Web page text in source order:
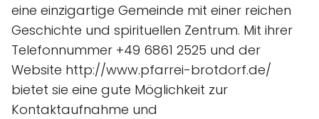
eine einzigartige Gemeinde mit einer reichen
Geschichte und spirituellen Zentrum. Mit ihrer
Telefonnummer +49 6861 2525 und der
Website http://www.pfarrei-brotdorf.de/
bietet sie eine gute Möglichkeit zur
Kontaktaufnahme und